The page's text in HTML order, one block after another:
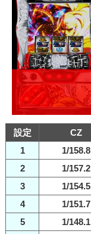
設定 CZ
1
1/158.8
2
1/157.2
3
1/154.5
4
1/151.7
5
1/148.1